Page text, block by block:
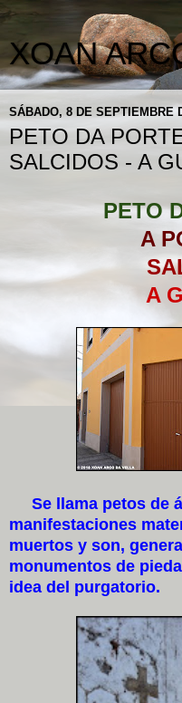
XOAN
SÁBADO, 8 DE SEPTIEMBRE
PETO DA
SALCIDOS - A
PETO
A
A
Se llama petos de
manifestaciones
muertos y son,
monumentos de
idea del purgatorio.